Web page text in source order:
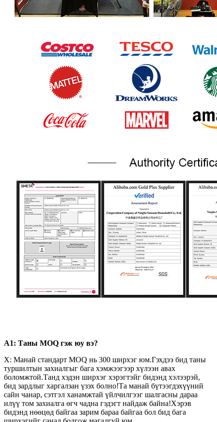
А1: Таны MOQ гэж юу вэ?
Х: Манай стандарт MOQ нь 300 ширхэг юм.Гэхдээ бид таны
туршилтын захиалгыг бага хэмжээгээр хүлээн авах
боломжтой.Танд хэдэн ширхэг хэрэгтэйг бидэнд хэлээрэй,
бид зардлыг харгалзан үзэх болно!Та манай бүтээгдэхүүний
сайн чанар, сэтгэл ханамжтай үйлчилгээг шалгасны дараа
илүү том захиалга өгч чадна гэдэгт найдаж байна!Хэрэв
бидэнд нөөцөд байгаа зарим бараа байгаа бол бид бага